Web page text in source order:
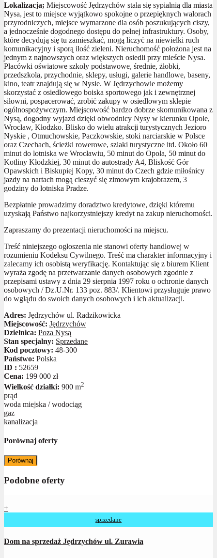
Lokalizacja; Miejscowość Jędrzychów stała się sypialnią dla miasta
Nysa, jest to miejsce wyjątkowo spokojne o przepięknych walorach
przyrodniczych, miejsce wymarzone dla osób poszukujących ciszy,
a jednocześnie dogodnego dostępu do pełnej infrastruktury. Osoby,
które decydują się tu zamieszkać, mogą liczyć na niewielki ruch
komunikacyjny i sporą ilość zieleni. Nieruchomość położona jest na
jednym z najnowszych oraz większych osiedli przy mieście Nysa.
Placówki oświatowe szkoły podstawowe, średnie, żłobki,
przedszkola, przychodnie, sklepy, usługi, galerie handlowe, baseny,
kino, teatr znajdują się w Nysie. W Jędrzychowie możemy
skorzystać z osiedlowego boiska sportowego jak i zewnętrznej
siłowni, pospacerować, zrobić zakupy w osiedlowym sklepie
ogólnospożywczym. Miejscowość bardzo dobrze skomunikowana z
Nysą, dogodny wyjazd dzięki obwodnicy Nysy w kierunku Opole,
Wrocław, Kłodzko. Blisko do wielu atrakcji turystycznych Jezioro
Nyskie , Otmuchowskie, Paczkowskie, stoki narciarskie w Polsce
oraz Czechach, ścieżki rowerowe, szlaki turystyczne itd. Około 60
minut do lotniska we Wrocławiu, 50 minut do Opola, 50 minut do
Kotliny Kłodzkiej, 30 minut do autostrady A4, Bliskość Gór
Opawskich i Biskupiej Kopy, 30 minut do Czech gdzie miłośnicy
jazdy na nartach mogą cieszyć się zimowym krajobrazem, 3
godziny do lotniska Pradze.
Bezpłatnie prowadzimy doradztwo kredytowe, dzięki któremu
uzyskają Państwo najkorzystniejszy kredyt na zakup nieruchomości.
Zapraszamy do prezentacji nieruchomości na miejscu.
Treść niniejszego ogłoszenia nie stanowi oferty handlowej w
rozumieniu Kodeksu Cywilnego. Treść ma charakter informacyjny i
zalecamy ich osobistą weryfikację. Kontaktując się z biurem Klient
wyraża zgodę na przetwarzanie danych osobowych zgodnie z
przepisami ustawy z dnia 29 sierpnia 1997 roku o ochronie danych
osobowych / Dz.U.Nr. 133 poz. 883/. Klientowi przysługuje prawo
do wglądu do swoich danych osobowych i ich aktualizacji.
Adres: Jędrzychów ul. Radzikowicka
Miejscowość: Jędrzychów
Dzielnica: Poza Nysą
Stan specjalny: Sprzedane
Kod pocztowy: 48-300
Państwo: Polska
ID : 52659
Cena: 199 000 zł
Wielkość działki: 900 m2
prąd
woda miejska / wodociąg
gaz
kanalizacja
Porównaj oferty
Porównaj
Podobne oferty
+
sprzedane
Dom na sprzedaż Jędrzychów ul. Zurawia